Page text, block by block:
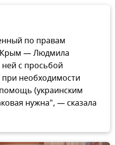
по правам
Крым — Людмила
с просьбой
необходимости
(украинским
нужна", — сказала